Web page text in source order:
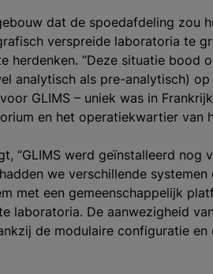
dat de spoedafdeling zou
verspreide laboratoria te
herdenken. “Deze situatie bood
analytisch als pre-analytisch) op
GLIMS – uniek was in
en het operatiekwartier van
“GLIMS werd geïnstalleerd nog
we verschillende
met een gemeenschappelijk
laboratoria. De aanwezigheid
de modulaire configuratie en